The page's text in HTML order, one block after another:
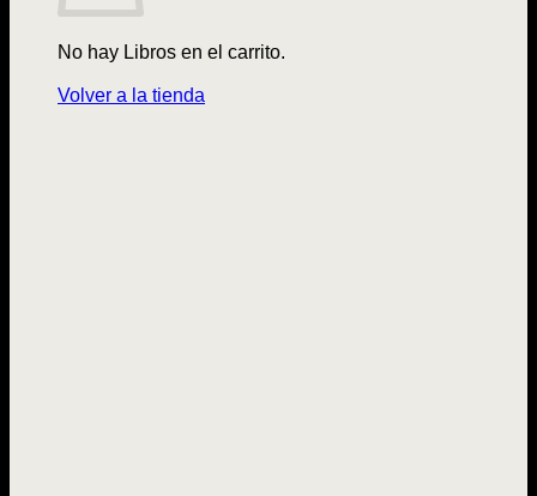
No hay Libros en el carrito.
Volver a la tienda